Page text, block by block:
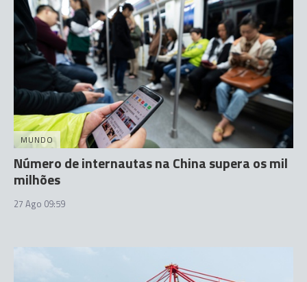
MUNDO
Número de internautas na China supera os mil
milhões
27 Ago 09:59